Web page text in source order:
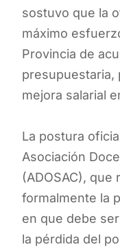
sostuvo que la
máximo
Provincia de
presupuestaria,
mejora salarial
La postura
Asociación
(ADOSAC),
formalmente la
en que debe
la pérdida del